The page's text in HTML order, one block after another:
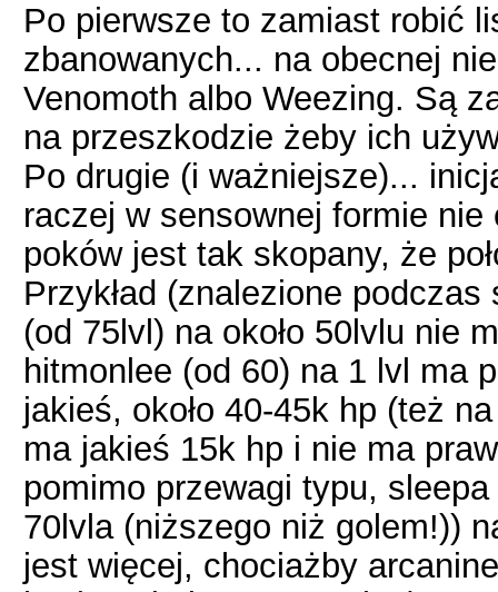
Po pierwsze to zamiast robić
zbanowanych... na obecnej
Venomoth albo Weezing. Są
na przeszkodzie żeby ich
Po drugie (i ważniejsze)...
raczej w sensownej formie
poków jest tak skopany, że
Przykład (znalezione
(od 75lvl) na około 50lvlu nie
hitmonlee (od 60) na 1 lvl ma
jakieś, około 40-45k hp (też
ma jakieś 15k hp i nie ma
pomimo przewagi typu,
70lvla (niższego niż golem!))
jest więcej, chociażby